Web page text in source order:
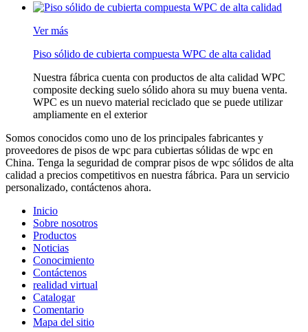
Ver más
Piso sólido de cubierta compuesta WPC de alta calidad
Nuestra fábrica cuenta con productos de alta calidad WPC
composite decking suelo sólido ahora su muy buena venta.
WPC es un nuevo material reciclado que se puede utilizar
ampliamente en el exterior
Somos conocidos como uno de los principales fabricantes y
proveedores de pisos de wpc para cubiertas sólidas de wpc en
China. Tenga la seguridad de comprar pisos de wpc sólidos de alta
calidad a precios competitivos en nuestra fábrica. Para un servicio
personalizado, contáctenos ahora.
Inicio
Sobre nosotros
Productos
Noticias
Conocimiento
Contáctenos
realidad virtual
Catalogar
Comentario
Mapa del sitio